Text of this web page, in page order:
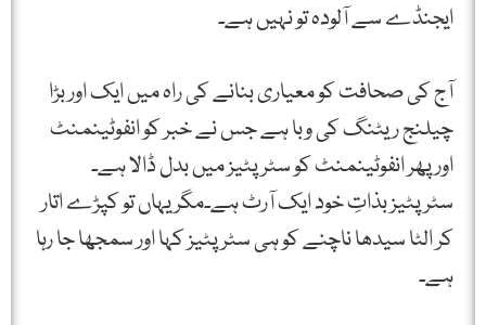
ایجنڈے سے آلودہ تو نہیں ہے۔
آج کی صحافت کو معیاری بنانے کی راہ میں ایک اور بڑا
چیلنج ریٹنگ کی وبا ہے جس نے خبر کو انفوٹینمنٹ
اور پھر انفوٹینمنٹ کو سٹرپٹیز میں بدل ڈالا ہے۔
سٹرپٹیز بذاتِ خود ایک آرٹ ہے۔مگر یہاں تو کپڑے اتار
کر الٹا سیدھا ناچنے کو ہی سٹرپٹیز کہا اور سمجھا جا رہا
ہے۔